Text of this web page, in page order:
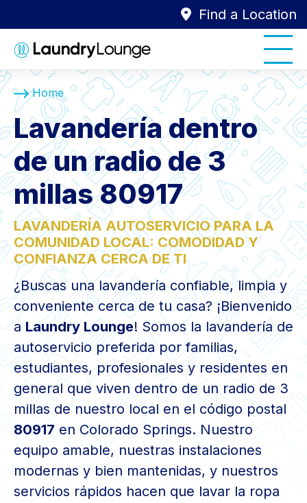
Find a Location
Home
Lavandería dentro
de un radio de 3
millas 80917
LAVANDERÍA AUTOSERVICIO PARA LA
COMUNIDAD LOCAL: COMODIDAD Y
CONFIANZA CERCA DE TI
¿Buscas una lavandería confiable, limpia y
conveniente cerca de tu casa? ¡Bienvenido
a Laundry Lounge! Somos la lavandería de
autoservicio preferida por familias,
estudiantes, profesionales y residentes en
general que viven dentro de un radio de 3
millas de nuestro local en el código postal
80917 en Colorado Springs. Nuestro
equipo amable, nuestras instalaciones
modernas y bien mantenidas, y nuestros
servicios rápidos hacen que lavar la ropa